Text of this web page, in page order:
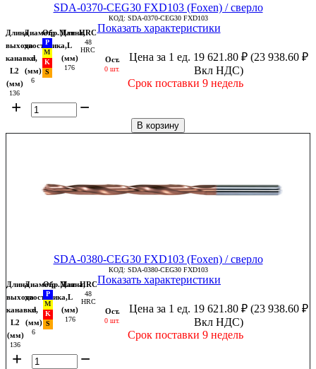
SDA-0370-CEG30 FXD103 (Foxen) / сверло
КОД: SDA-0370-CEG30 FXD103
Длина
выхода
канавки,
L2
(мм)
136
Диаметр
хвостовика,
d
(мм)
6
Обр.МатДлина,
L
(мм)
176
HRC
48
HRC
Показать характеристики
Ост.
0 шт.
Цена за 1 ед. 19 621.80 ₽ (23 938.60 ₽
Вкл НДС)
Срок поставки 9 недель
+ −
В корзину
SDA-0380-CEG30 FXD103 (Foxen) / сверло
КОД: SDA-0380-CEG30 FXD103
Длина
выхода
канавки,
L2
(мм)
136
Диаметр
хвостовика,
d
(мм)
6
Обр.МатДлина,
L
(мм)
176
HRC
48
HRC
Показать характеристики
Ост.
0 шт.
Цена за 1 ед. 19 621.80 ₽ (23 938.60 ₽
Вкл НДС)
Срок поставки 9 недель
+ −